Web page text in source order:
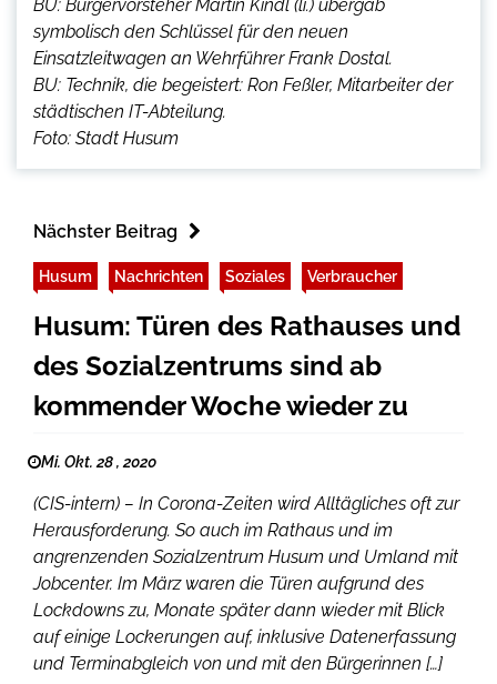
BU: Bürgervorsteher Martin Kindl (li.) übergab
symbolisch den Schlüssel für den neuen
Einsatzleitwagen an Wehrführer Frank Dostal.
BU: Technik, die begeistert: Ron Feßler, Mitarbeiter der
städtischen IT-Abteilung.
Foto: Stadt Husum
Nächster Beitrag
Husum Nachrichten Soziales Verbraucher
Husum: Türen des Rathauses und
des Sozialzentrums sind ab
kommender Woche wieder zu
Mi. Okt. 28 , 2020
(CIS-intern) – In Corona-Zeiten wird Alltägliches oft zur
Herausforderung. So auch im Rathaus und im
angrenzenden Sozialzentrum Husum und Umland mit
Jobcenter. Im März waren die Türen aufgrund des
Lockdowns zu, Monate später dann wieder mit Blick
auf einige Lockerungen auf, inklusive Datenerfassung
und Terminabgleich von und mit den Bürgerinnen […]